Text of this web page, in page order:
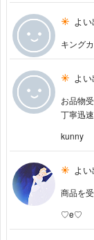
よ
キング
よ
お品物
丁寧迅
kunny
よ
商品を
♡e♡